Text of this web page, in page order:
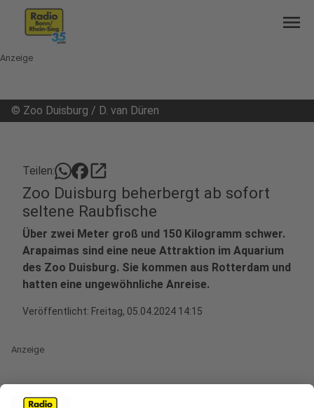
menu
Anzeige
© Zoo Duisburg / D. van Düren
Teilen: open_in_new
Zoo Duisburg beherbergt ab sofort
seltene Raubfische
Über zwei Meter groß und 150 Kilogramm schwer.
Arapaimas sind eine neue Attraktion im Aquarium
des Zoo Duisburg. Sie kommen aus Rotterdam und
hatten eine ungewöhnliche Anreise.
Veröffentlicht: Freitag, 05.04.2024 14:15
Anzeige
Zum ersten Mal in der Geschichte des Zoos in